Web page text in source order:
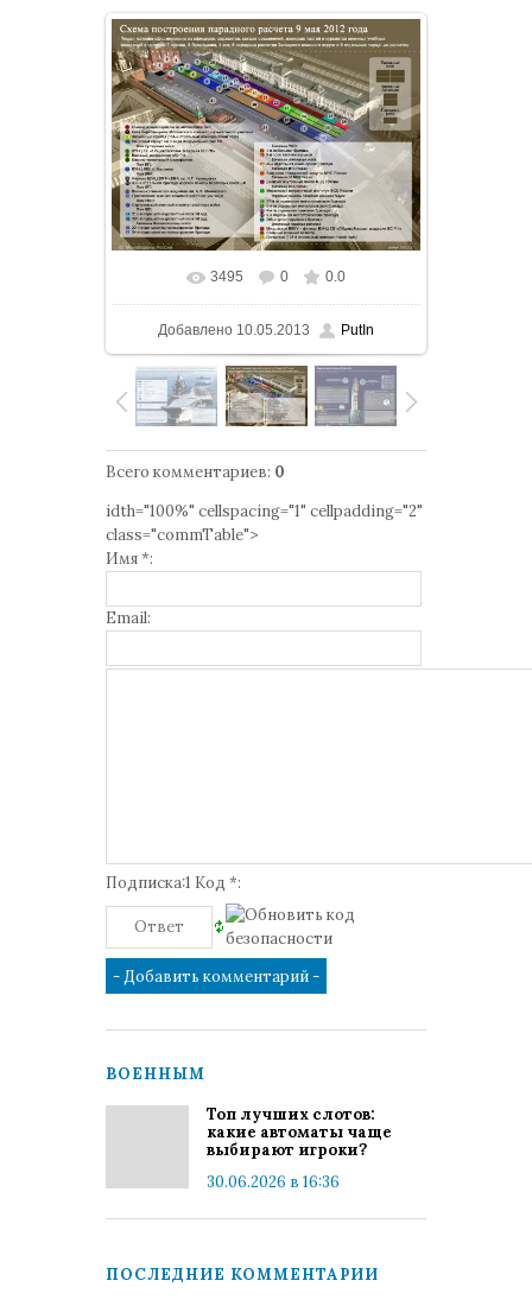
В реальном размере 1000x750
738.3Kb
3495 0 0.0
Добавлено 10.05.2013 PutIn
Всего комментариев: 0
idth="100%" cellspacing="1" cellpadding="2"
class="commTable">
Имя *:
Email:
Подписка:1 Код *:
ВОЕННЫМ
Топ лучших слотов:
какие автоматы чаще
выбирают игроки?
30.06.2026 в 16:36
ПОСЛЕДНИЕ КОММЕНТАРИИ